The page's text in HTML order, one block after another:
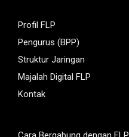
Profil FLP
Pengurus (BPP)
Struktur Jaringan
Majalah Digital FLP
Kontak